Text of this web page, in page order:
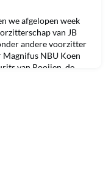
we afgelopen week
van JB
andere voorzitter
NBU Koen
van Rooijen, de